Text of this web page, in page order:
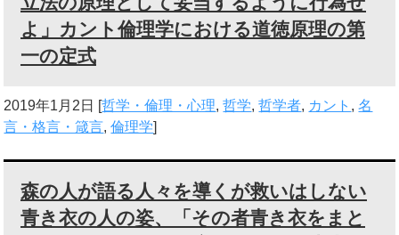
よ」カント倫理学における道徳原理の第
一の定式
2019年1月2日 [哲学・倫理・心理,哲学,哲学者, カント ,名
言・格言・箴言,倫理学]
森の人が語る人々を導くが救いはしない
青き衣の人の姿、「その者青き衣をまと